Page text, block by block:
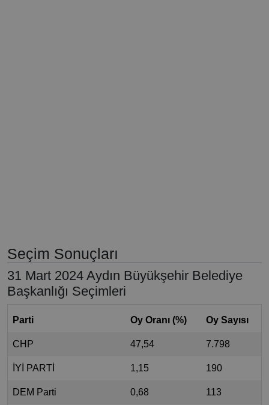
Seçim Sonuçları
31 Mart 2024 Aydın Büyükşehir Belediye
Başkanlığı Seçimleri
Parti Oy Oranı (%) Oy Sayısı
CHP 47,54 7.798
İYİ PARTİ 1,15 190
DEM Parti 0,68 113